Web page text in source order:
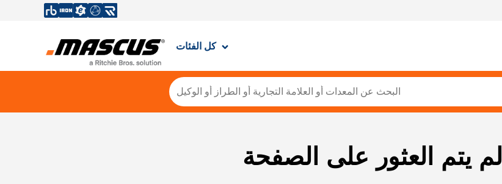
كل الفئات
لم يتم العثور على الصفحة